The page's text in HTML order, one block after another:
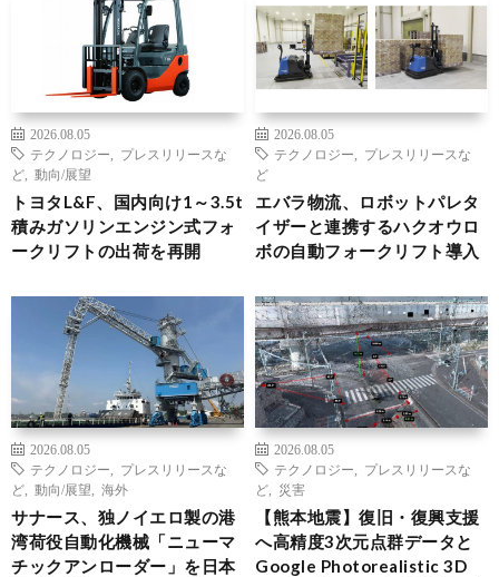
2026.08.05
テクノロジー
プレスリリースな
ど
動向/展望
トヨタL&F、国内向け1～3.5t
積みガソリンエンジン式フォ
ークリフトの出荷を再開
2026.08.05
テクノロジー
プレスリリースな
ど
エバラ物流、ロボットパレタ
イザーと連携するハクオウロ
ボの自動フォークリフト導入
2026.08.05
テクノロジー
プレスリリースな
ど
動向/展望 海外
サナース、独ノイエロ製の港
湾荷役自動化機械「ニューマ
チックアンローダー」を日本
2026.08.05
テクノロジー
プレスリリースな
ど
災害
【熊本地震】復旧・復興支援
へ高精度3次元点群データと
Google Photorealistic 3D